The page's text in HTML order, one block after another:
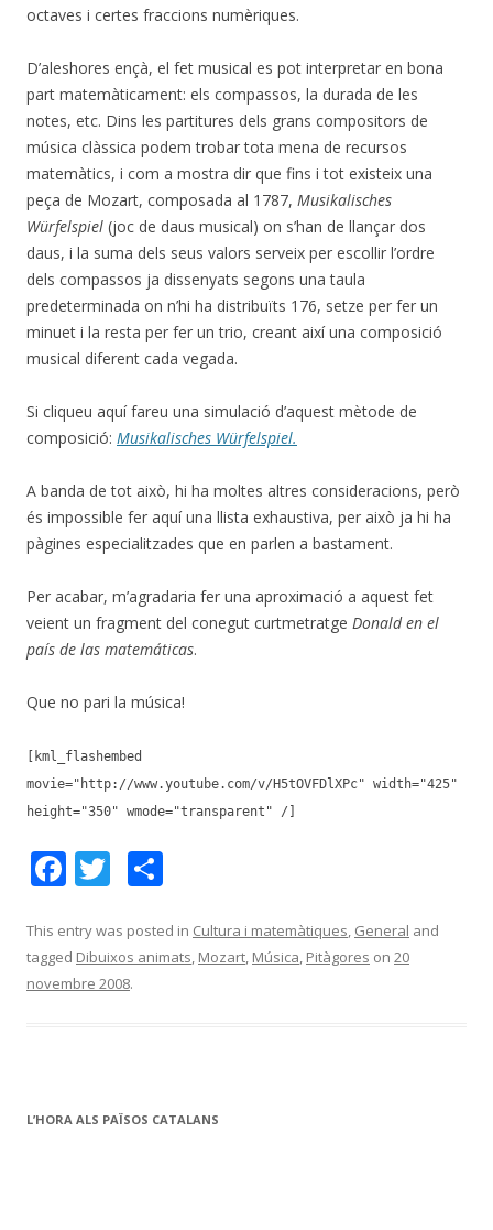
octaves i certes fraccions numèriques.
D’aleshores ençà, el fet musical es pot interpretar en bona
part matemàticament: els compassos, la durada de les
notes, etc. Dins les partitures dels grans compositors de
música clàssica podem trobar tota mena de recursos
matemàtics, i com a mostra dir que fins i tot existeix una
peça de Mozart, composada al 1787, Musikalisches
Würfelspiel (joc de daus musical) on s’han de llançar dos
daus, i la suma dels seus valors serveix per escollir l’ordre
dels compassos ja dissenyats segons una taula
predeterminada on n’hi ha distribuïts 176, setze per fer un
minuet i la resta per fer un trio, creant així una composició
musical diferent cada vegada.
Si cliqueu aquí fareu una simulació d’aquest mètode de
composició: Musikalisches Würfelspiel.
A banda de tot això, hi ha moltes altres consideracions, però
és impossible fer aquí una llista exhaustiva, per això ja hi ha
pàgines especialitzades que en parlen a bastament.
Per acabar, m’agradaria fer una aproximació a aquest fet
veient un fragment del conegut curtmetratge Donald en el
país de las matemáticas.
Que no pari la música!
[kml_flashembed
movie="http://www.youtube.com/v/H5tOVFDlXPc" width="425"
height="350" wmode="transparent" /]
F
e
b
T
itt
er
m
p
This entry was posted in Cultura i matemàtiques, General and
tagged Dibuixos animats, Mozart, Música, Pitàgores on 20
novembre 2008.
L’HORA ALS PAÏSOS CATALANS